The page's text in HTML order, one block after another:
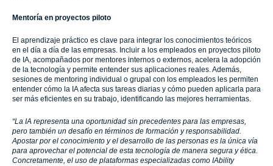
Mentoría en proyectos piloto
El aprendizaje práctico es clave para integrar los conocimientos teóricos
en el día a día de las empresas. Incluir a los empleados en proyectos piloto
de IA, acompañados por mentores internos o externos, acelera la adopción
de la tecnología y permite entender sus aplicaciones reales. Además,
sesiones de mentoring individual o grupal con los empleados les permiten
entender cómo la IA afecta sus tareas diarias y cómo pueden aplicarla para
ser más eficientes en su trabajo, identificando las mejores herramientas.
“La IA representa una oportunidad sin precedentes para las empresas,
pero también un desafío en términos de formación y responsabilidad.
Apostar por el conocimiento y el desarrollo de las personas es la única vía
para aprovechar el potencial de esta tecnología de manera segura y ética.
Concretamente, el uso de plataformas especializadas como IAbility